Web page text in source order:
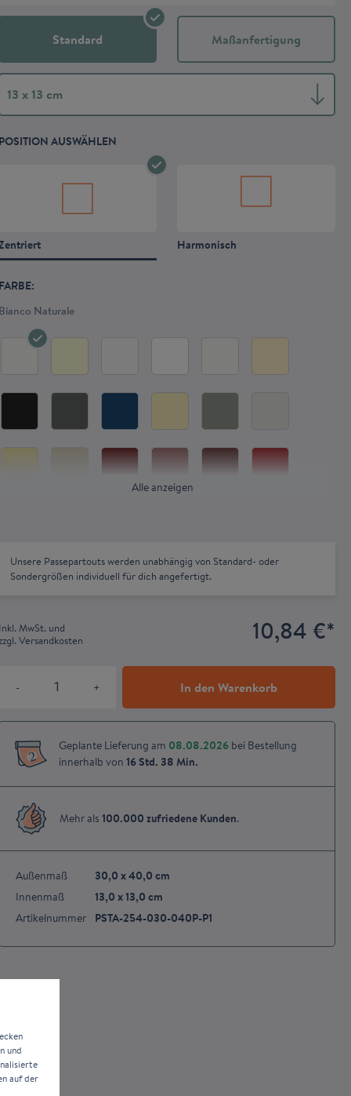
Standard Maßanfertigung
13 x 13 cm
POSITION AUSWÄHLEN
Harmonisch
FARBE:
Bianco Naturale
Alle anzeigen
Unsere Passepartouts werden unabhängig von Standard- oder
Sondergrößen individuell für dich angefertigt.
Inkl. MwSt. und
Versandkosten
10,84 €*
- + In den Warenkorb
2
Geplante Lieferung am 08.08.2026bei Bestellung
innerhalb von 16 Std. 38 Min.
Mehr als 100.000 zufriedene Kunden.
Außenmaß
30,0 x 40,0 cm
Innenmaß
13,0 x 13,0 cm
Artikelnummer
PSTA-254-030-040P-P1
und
auf der